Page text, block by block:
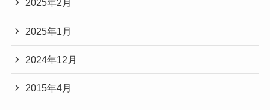
2025年2月
2025年1月
2024年12月
2015年4月